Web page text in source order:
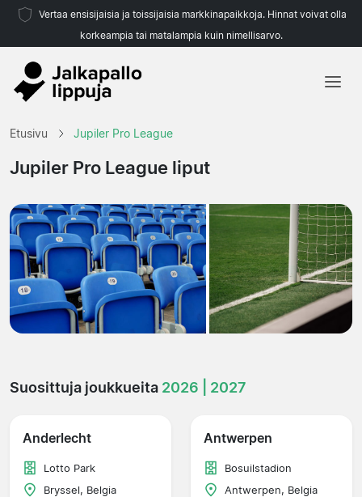
Vertaa ensisijaisia ja toissijaisia markkinapaikkoja. Hinnat voivat olla
korkeampia tai matalampia kuin nimellisarvo.
Liigat
Matkatoimistoja
Etusivu Jupiler Pro League
Jupiler Pro League liput
Suosittuja joukkueita 2026 | 2027
Anderlecht
Lotto Park
Bryssel, Belgia
Antwerpen
Bosuilstadion
Antwerpen, Belgia